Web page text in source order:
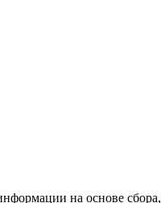
на основе сбора,